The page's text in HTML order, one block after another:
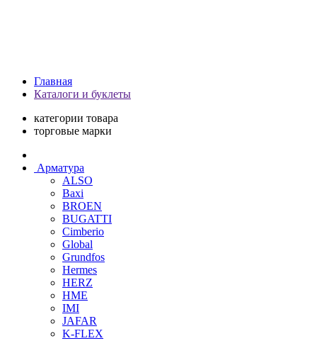
Главная
Каталоги и буклеты
категории товара
торговые марки
Арматура
ALSO
Baxi
BROEN
BUGATTI
Cimberio
Global
Grundfos
Hermes
HERZ
HME
IMI
JAFAR
K-FLEX